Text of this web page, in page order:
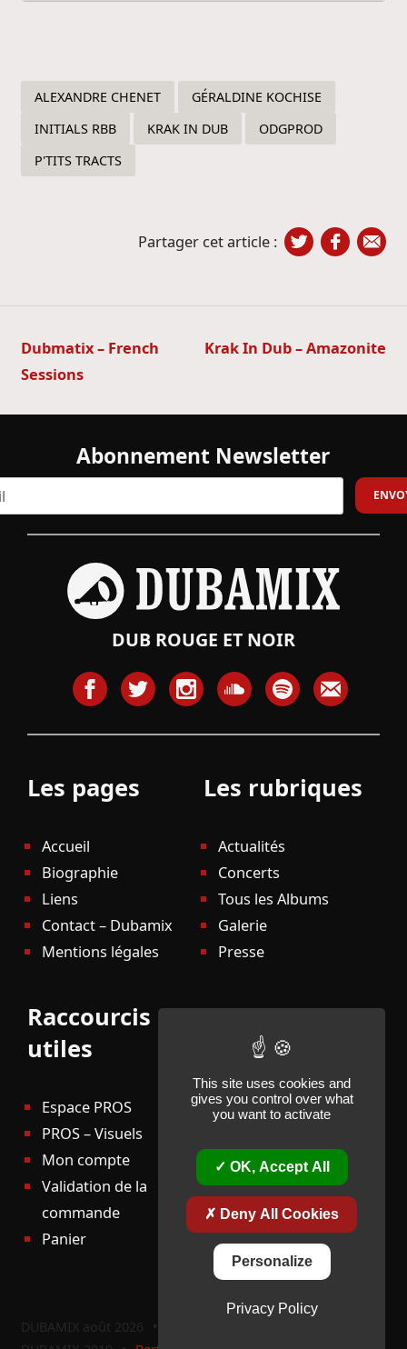
ALEXANDRE CHENET
GÉRALDINE KOCHISE
INITIALS RBB
KRAK IN DUB
ODGPROD
P'TITS TRACTS
Partager cet article :
de
l’article
Dubmatix – French
Sessions
Krak In Dub – Amazonite
Abonnement Newsletter
DUB ROUGE ET NOIR
Les pages
Accueil
Biographie
Liens
Contact – Dubamix
Mentions légales
Les rubriques
Actualités
Concerts
Tous les Albums
Galerie
Presse
Raccourcis
utiles
Espace PROS
PROS – Visuels
Mon compte
Validation de la
commande
Panier
DUBAMIX août 2026 •
This site uses cookies and
gives you control over what
you want to activate
OK, Accept All
Deny All Cookies
Personalize
Privacy Policy